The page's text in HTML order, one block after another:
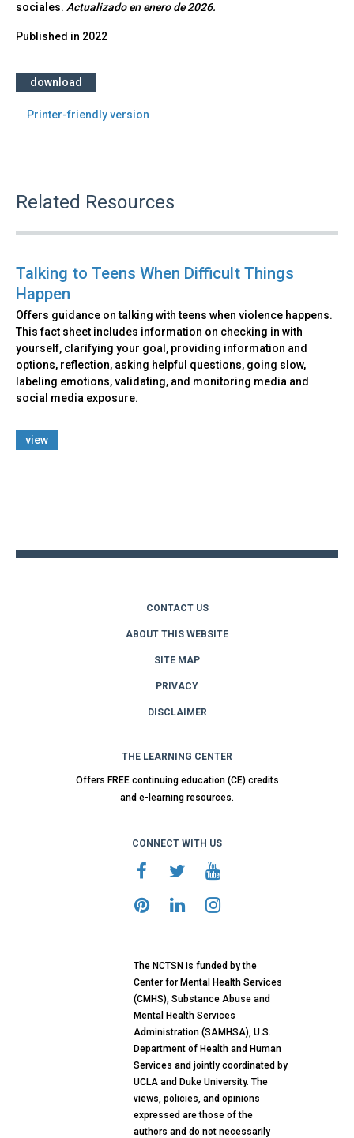
sociales. Actualizado en enero de 2026.
Published in 2022
download
Printer-friendly version
Related Resources
Talking to Teens When Difficult Things
Happen
Offers guidance on talking with teens when violence happens.
This fact sheet includes information on checking in with
yourself, clarifying your goal, providing information and
options, reflection, asking helpful questions, going slow,
labeling emotions, validating, and monitoring media and
social media exposure.
view
CONTACT US
ABOUT THIS WEBSITE
SITE MAP
PRIVACY
DISCLAIMER
THE LEARNING CENTER
Offers FREE continuing education (CE) credits
and e-learning resources.
CONNECT WITH US
The NCTSN is funded by the
Center for Mental Health Services
(CMHS), Substance Abuse and
Mental Health Services
Administration (SAMHSA), U.S.
Department of Health and Human
Services and jointly coordinated by
UCLA and Duke University. The
views, policies, and opinions
expressed are those of the
authors and do not necessarily